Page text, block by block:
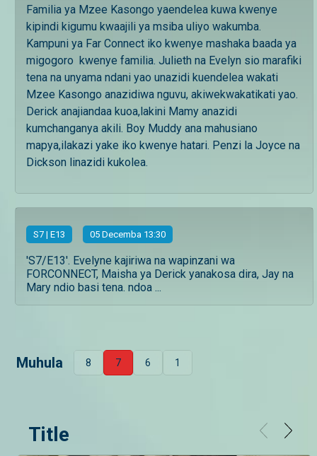
Familia ya Mzee Kasongo yaendelea kuwa kwenye
kipindi kigumu kwaajili ya msiba uliyo wakumba.
Kampuni ya Far Connect iko kwenye mashaka baada ya
migogoro kwenye familia. Julieth na Evelyn sio marafiki
tena na unyama ndani yao unazidi kuendelea wakati
Mzee Kasongo anazidiwa nguvu, akiwekwakatikati yao.
Derick anajiandaa kuoa,lakini Mamy anazidi
kumchanganya akili. Boy Muddy ana mahusiano
mapya,ilakazi yake iko kwenye hatari. Penzi la Joyce na
Dickson linazidi kukolea.
S7 | E13 05 Decemba 13:30
'S7/E13'. Evelyne kajiriwa na wapinzani wa
FORCONNECT, Maisha ya Derick yanakosa dira, Jay na
Mary ndio basi tena. ndoa ...
Muhula 8 7 6 1
Title